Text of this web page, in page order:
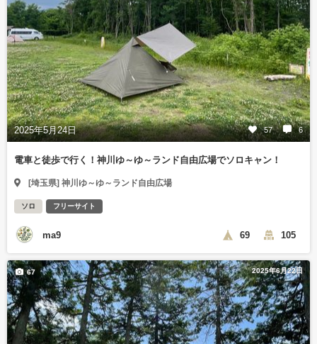
2025年5月24日 57 6
電車と徒歩で行く！神川ゆ～ゆ～ランド自由広場でソロキャン！
[埼玉県] 神川ゆ～ゆ～ランド自由広場
ソロ フリーサイト
ma9 69 105
2025年6月22日
67